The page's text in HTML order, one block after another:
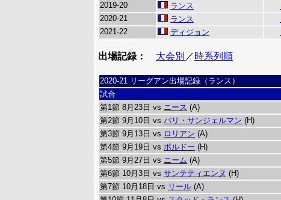
2019-20
ランス
2020-21
ランス
2021-22
ディジョン
出場記録： 大会別 ／時系列順
2020-21 リーグアン出場記録（ランス）
試合
第1節 8月23日 vs ニース (A)
第2節 9月10日 vs パリ・サンジェルマン (H)
第3節 9月13日 vs ロリアン (A)
第4節 9月19日 vs ボルドー (H)
第5節 9月27日 vs ニーム (A)
第6節 10月3日 vs サンテティエンヌ (H)
第7節 10月18日 vs リール (A)